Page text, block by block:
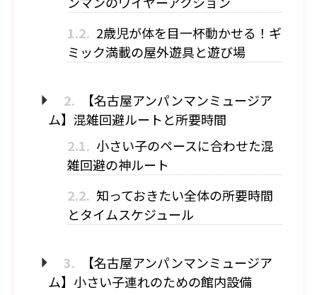
1.2. 2歳児が体を目一杯動かせる！ギ
ミック満載の屋外遊具と遊び場
2.
【名古屋アンパンマンミュージア
ム】混雑回避ルートと所要時間
2.1. 小さい子のペースに合わせた混
雑回避の神ルート
2.2. 知っておきたい全体の所要時間
とタイムスケジュール
3.
【名古屋アンパンマンミュージア
ム】小さい子連れのための館内設備